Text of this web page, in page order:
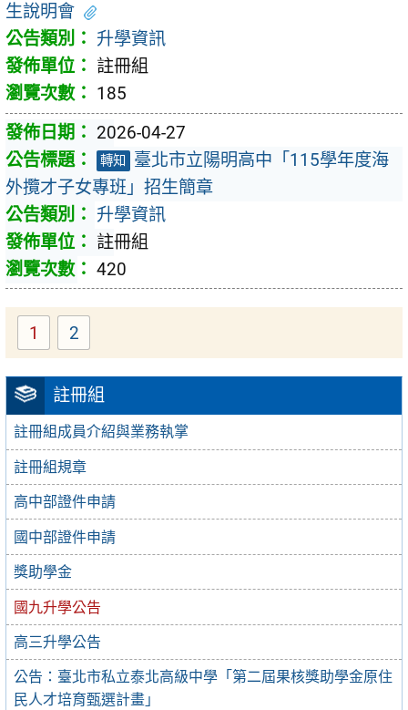
註冊組
註冊組成員介紹與業務執掌
註冊組規章
高中部證件申請
國中部證件申請
獎助學金
國九升學公告
高三升學公告
公告：臺北市私立泰北高級中學「第二屆果核獎助學金原住
民人才培育甄選計畫」
生說明會
升學資訊
註冊組
185
2026-04-27
轉知
臺北市立陽明高中「115學年度海
外攬才子女專班」招生簡章
升學資訊
註冊組
420
1 2